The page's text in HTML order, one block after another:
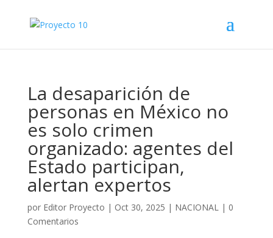
La desaparición de
personas en México no
es solo crimen
organizado: agentes del
Estado participan,
alertan expertos
por Editor Proyecto | Oct 30, 2025 | NACIONAL| 0
Comentarios